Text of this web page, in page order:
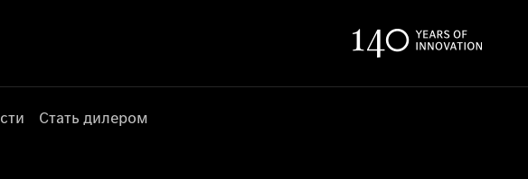
Стать дилером